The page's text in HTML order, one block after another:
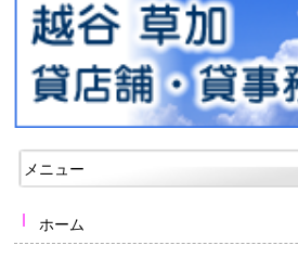
メニュー
ホーム